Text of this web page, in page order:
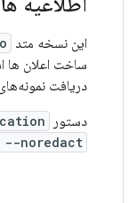
این نسخه متد
ساخت اعلان ها
دریافت
دستور
noredact